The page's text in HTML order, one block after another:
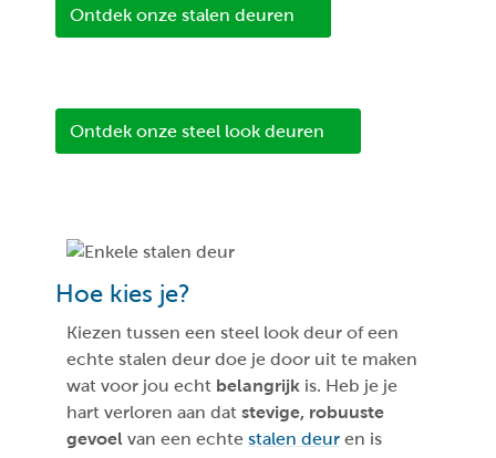
Ontdek onze stalen deuren
Ontdek onze steel look deuren
Hoe kies je?
Kiezen tussen een steel look deur of een
echte stalen deur doe je door uit te maken
wat voor jou echt belangrijk is. Heb je je
hart verloren aan dat stevige, robuuste
gevoel van een echte stalen deur en is